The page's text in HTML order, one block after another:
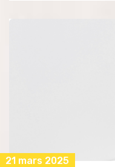
21 mars 2025